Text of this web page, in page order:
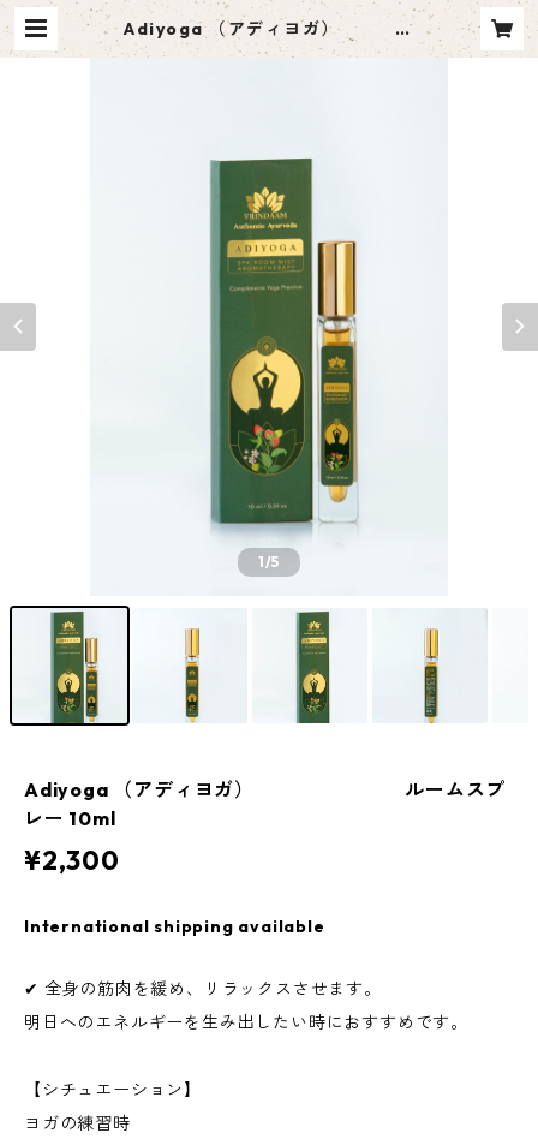
Adiyoga （アディヨガ）
ルームスプレー 10ml | CAR
1/5
Adiyoga （アディヨガ） ルームスプ
レー 10ml
¥2,300
International shipping available
✔ 全身の筋肉を緩め、リラックスさせます。
明日へのエネルギーを生み出したい時におすすめです。
【シチュエーション】
ヨガの練習時